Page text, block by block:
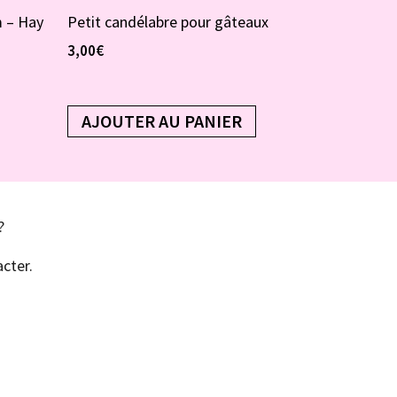
– Hay Petit candélabre pour gâteaux
3,00€
AJOUTER AU PANIER